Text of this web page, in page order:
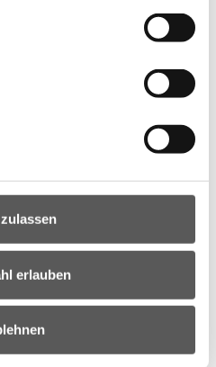
erlauben
burgenland.at